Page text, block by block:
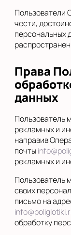
Пользователи
чести,
персональных
Права
данных
Пользователь
рекламных и
направив
почты
рекламных и
Пользователь
своих
письмо на
обработку